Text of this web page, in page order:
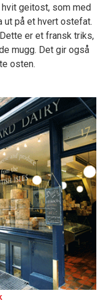
geitost, som med
ut på et hvert ostefat.
er et fransk triks,
mugg. Det gir også
osten.